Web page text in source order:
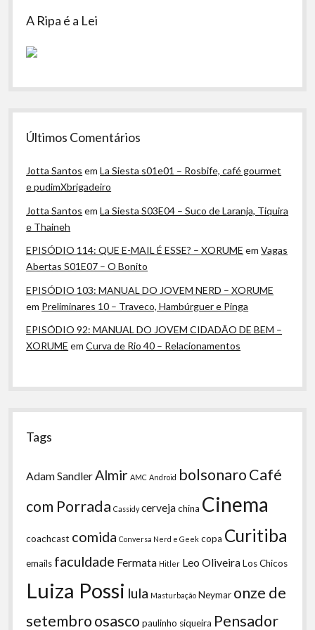
A Ripa é a Lei
Últimos Comentários
Jotta Santos emLa Siesta s01e01 – Rosbife, café gourmet
e pudimXbrigadeiro
Jotta Santos emLa Siesta S03E04 – Suco de Laranja, Tiquira
e Thaineh
EPISÓDIO 114: QUE E-MAIL É ESSE? – XORUME emVagas
Abertas S01E07 – O Bonito
EPISÓDIO 103: MANUAL DO JOVEM NERD – XORUME
em Preliminares 10 – Traveco, Hambúrguer e Pinga
EPISÓDIO 92: MANUAL DO JOVEM CIDADÃO DE BEM –
XORUME emCurva de Rio 40 – Relacionamentos
Tags
Adam Sandler Almir AMC Android bolsonaroCafé
com Porrada Cassidy cervejachina Cinema
coachcast comida Conversa Nerd e Geek copa Curitiba
emails faculdade Fermata Hitler Leo OliveiraLos Chicos
Luiza Possi lula Masturbação Neymar onze de
setembroosasco paulinho siqueira Pensador